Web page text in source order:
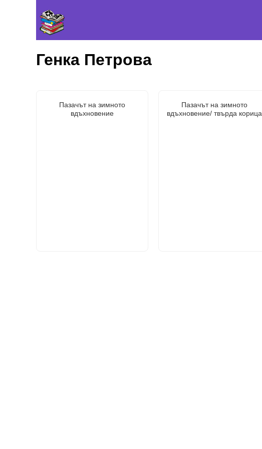
Генка Петрова
Пазачът на зимното
вдъхновение
Пазачът на зимното
вдъхновение/ твърда корица